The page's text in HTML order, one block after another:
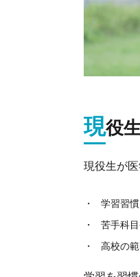
現役
現役生が
学習習
苦手科
高校の